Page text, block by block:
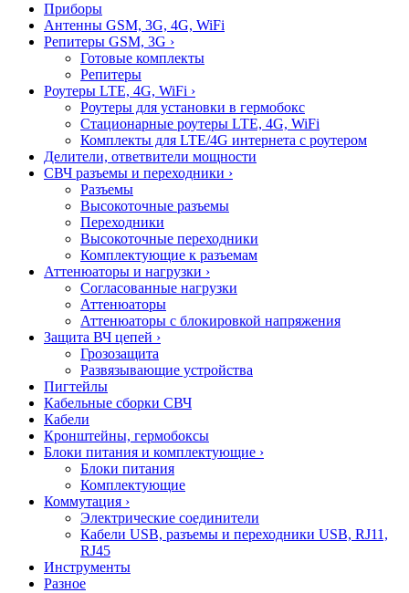
Приборы
Антенны GSM, 3G, 4G, WiFi
Репитеры GSM, 3G ›
Готовые комплекты
Репитеры
Роутеры LTE, 4G, WiFi ›
Роутеры для установки в гермобокс
Стационарные роутеры LTE, 4G, WiFi
Комплекты для LTE/4G интернета с роутером
Делители, ответвители мощности
СВЧ разъемы и переходники ›
Разъемы
Высокоточные разъемы
Переходники
Высокоточные переходники
Комплектующие к разъемам
Аттенюаторы и нагрузки ›
Согласованные нагрузки
Аттенюаторы
Аттенюаторы с блокировкой напряжения
Защита ВЧ цепей ›
Грозозащита
Развязывающие устройства
Пигтейлы
Кабельные сборки СВЧ
Кабели
Кронштейны, гермобоксы
Блоки питания и комплектующие ›
Блоки питания
Комплектующие
Коммутация ›
Электрические соединители
Кабели USB, разъемы и переходники USB, RJ11,
RJ45
Инструменты
Разное